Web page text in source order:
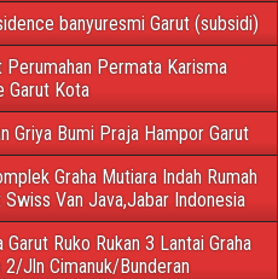
banyuresmi Garut (subsidi)
Perumahan Permata Karisma
Garut Kota
Griya Bumi Praja Hampor Garut
Graha Mutiara Indah Rumah
Van Java,Jabar Indonesia
Ruko Rukan 3 Lantai Graha
Jln Cimanuk/Bunderan